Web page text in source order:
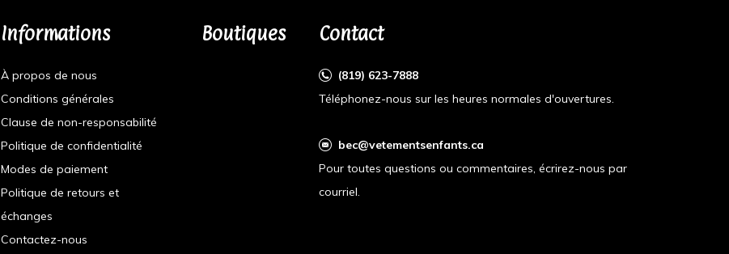
Informations
À propos de nous
Conditions générales
Clause de non-responsabilité
Politique de confidentialité
Modes de paiement
Politique de retours et
échanges
Contactez-nous
Boutiques Contact
(819) 623-7888
Téléphonez-nous sur les heures normales d'ouvertures.
bec@vetementsenfants.ca
Pour toutes questions ou commentaires, écrirez-nous par
courriel.